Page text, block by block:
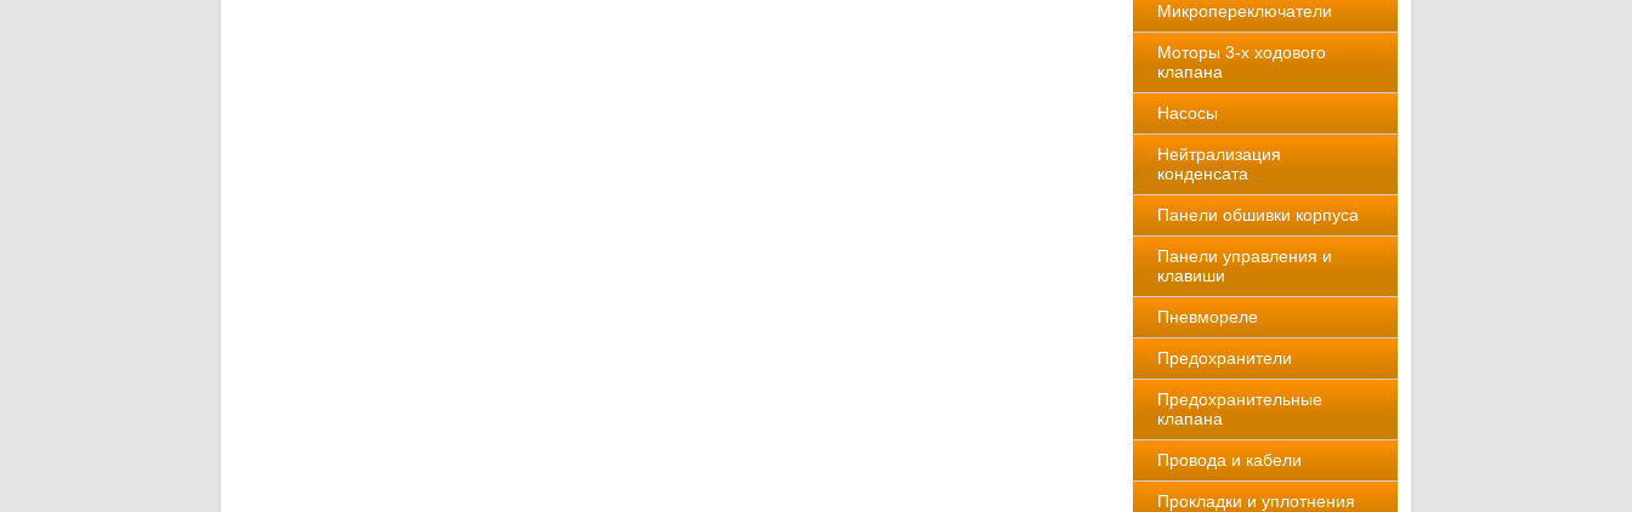
Микропереключатели
Моторы 3-х ходового
клапана
Насосы
Нейтрализация
конденсата
Панели обшивки корпуса
Панели управления и
клавиши
Пневмореле
Предохранители
Предохранительные
клапана
Провода и кабели
Прокладки и уплотнения